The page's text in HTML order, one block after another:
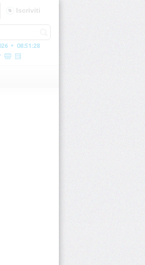
Iscriviti
• 08:51:29